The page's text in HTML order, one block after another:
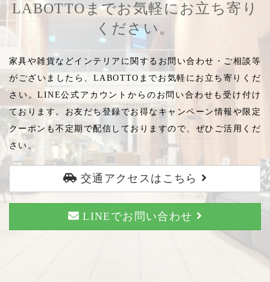
LABOTTOまでお気軽にお立ち寄り
ください。
家具や雑貨などインテリアに関するお問い合わせ・ご相談等
がございましたら、LABOTTOまでお気軽にお立ち寄りくだ
さい。LINE公式アカウントからのお問い合わせも受け付け
ております。お友だち登録でお得なキャンペーン情報や限定
クーポンも不定期で配信しておりますので、ぜひご活用くだ
さい。
交通アクセスはこちら
LINEでお問い合わせ